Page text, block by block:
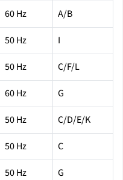
60 Hz
A/B
50 Hz
I
50 Hz
C/F/L
60 Hz
G
50 Hz
C/D/E/K
50 Hz
C
50 Hz
G